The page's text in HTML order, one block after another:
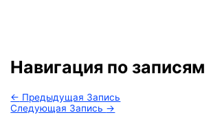
Навигация по записям
← Предыдущая Запись
Следующая Запись →